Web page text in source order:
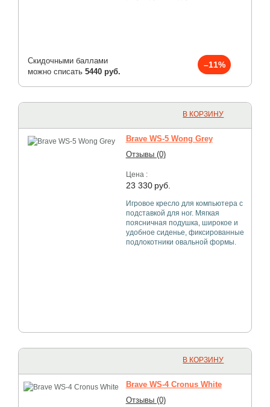
Скидочными баллами
можно списать 5440 руб.
–11%
В КОРЗИНУ
Brave WS-5 Wong Grey
Отзывы (0)
Цена :
23 330 руб.
Игровое кресло для компьютера с
подставкой для ног. Мягкая
поясничная подушка, широкое и
удобное сиденье, фиксированные
подлокотники овальной формы.
В КОРЗИНУ
Brave WS-4 Cronus White
Отзывы (0)